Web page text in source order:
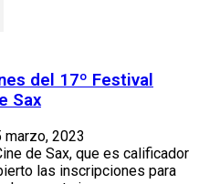
del 17º Festival
Sax
marzo, 2023
de Sax, que es calificador
las inscripciones para